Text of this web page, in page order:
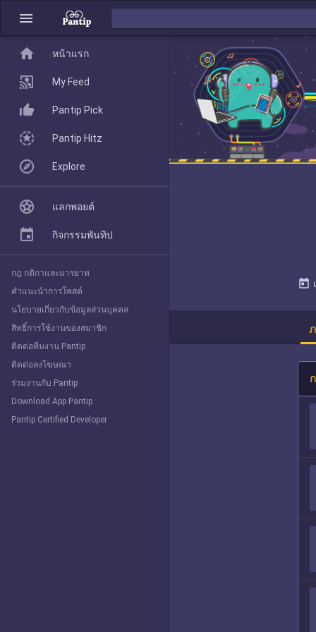
menu
today
home
Pantip Pick
Explore
home หน้าแรก
My Feed
Pantip Pick
Pantip Hitz
Explore
แลกพอยต์
กิจกรรมพันทิป
กฎ กติกาและมารยาท
คำแนะนำการโพสต์
นโยบายเกี่ยวกับข้อมูลส่วนบุคคล
สิทธิ์การใช้งานของสมาชิก
ติดต่อทีมงาน Pantip
ติดต่อลงโฆษณา
ร่วมงานกับ Pantip
Download App Pantip
Pantip Certified Developer